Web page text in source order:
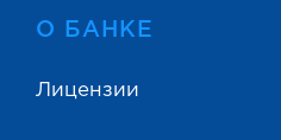
О БАНКЕ
Лицензии